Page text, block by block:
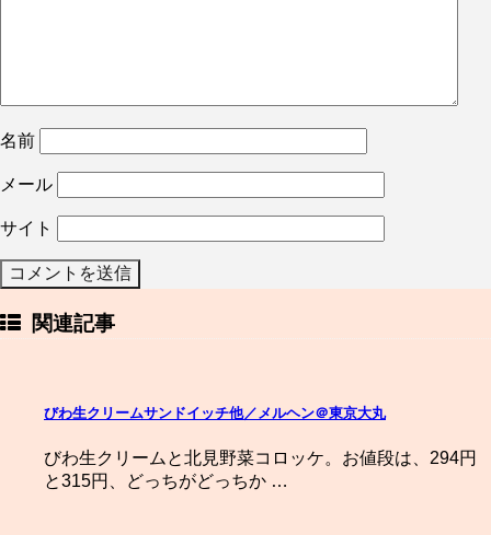
名前
メール
サイト
関連記事
びわ生クリームサンドイッチ他／メルヘン＠東京大丸
びわ生クリームと北見野菜コロッケ。お値段は、294円
と315円、どっちがどっちか …